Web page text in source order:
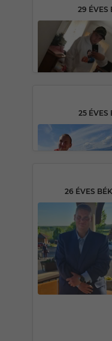
29 ÉVES
25 ÉVES
26 ÉVES